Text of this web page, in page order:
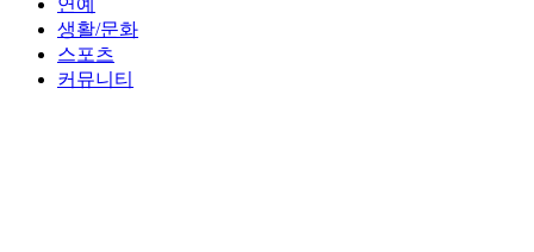
연예
생활/문화
스포츠
커뮤니티